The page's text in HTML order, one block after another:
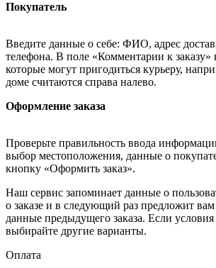
Покупатель
Введите данные о себе: ФИО, адрес
телефона. В поле «Комментарии к заказу»
которые могут пригодиться курьеру,
доме считаются справа налево.
Оформление заказа
Проверьте правильность ввода
выбор местоположения, данные о
кнопку «Оформить заказ».
Наш сервис запоминает данные о
о заказе и в следующий раз предложит
данные предыдущего заказа. Если условия
выбирайте другие варианты.
Оплата